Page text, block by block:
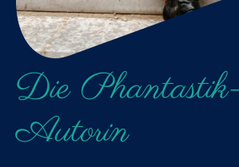
Die Phantastik-
Autorin